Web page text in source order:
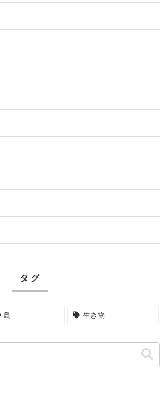
タグ
鳥 生き物